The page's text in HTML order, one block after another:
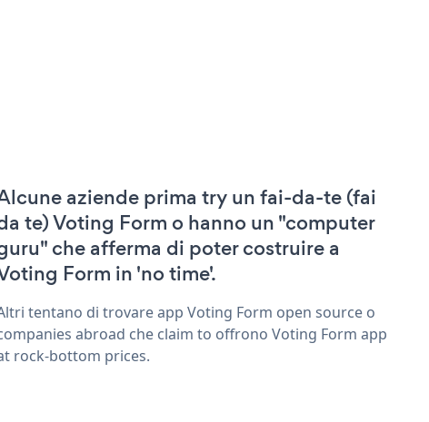
aziende prima try un fai-da-te (fai
te) Voting Form o hanno un "computer
che afferma di poter costruire a
Form in 'no time'.
tentano di trovare app Voting Form open source o
abroad che claim to offrono Voting Form app
rock-bottom prices.